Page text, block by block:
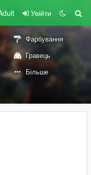
Увійти
Фарбування
Гравець
Більше